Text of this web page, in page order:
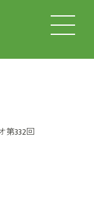
第332回